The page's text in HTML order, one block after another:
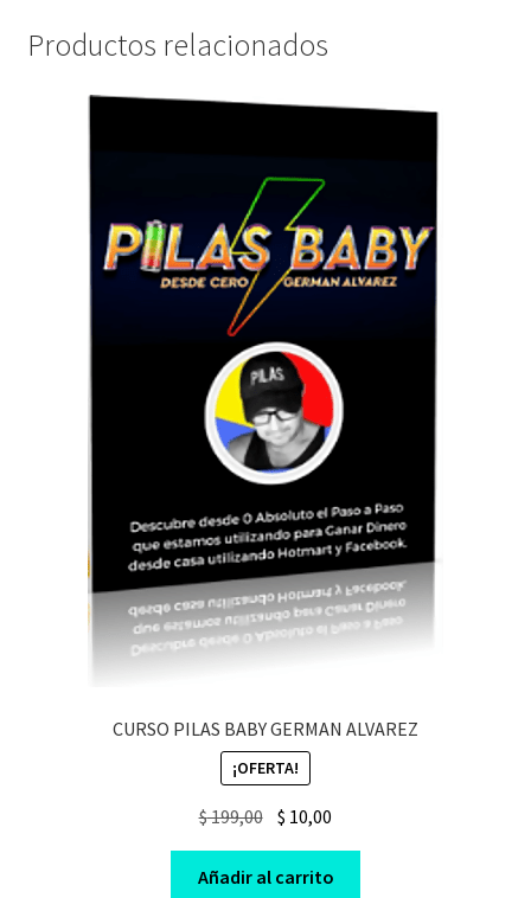
Productos relacionados
CURSO PILAS BABY GERMAN ALVAREZ
¡OFERTA!
$199,00 Original
price
was:
$ 10,00
price
is:
Añadir al carrito